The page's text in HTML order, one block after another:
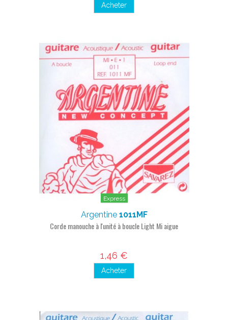
Acheter
Express
Argentine 1011MF
Corde manouche à l'unité à boucle Light Mi aigue
1,46 €
Acheter